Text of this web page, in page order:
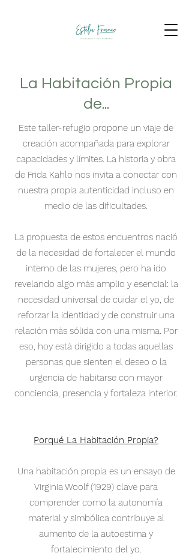
La Habitación Propia
de...
Este taller-refugio propone un viaje de
creación acompañada para explorar
capacidades y límites. La historia y obra
de Frida Kahlo nos invita a conectar con
nuestra propia autenticidad incluso en
medio de las dificultades.
La propuesta de estos encuentros nació
de la necesidad de fortalecer el mundo
interno de las mujeres, pero ha ido
revelando algo más amplio y esencial: la
necesidad universal de cuidar el yo, de
reforzar la identidad y de construir una
relación más sólida con una misma. Por
eso, hoy está dirigido a todas aquellas
personas que sienten el deseo o la
urgencia de habitarse con mayor
conciencia, presencia y fortaleza interior.
Porqué La Habitación Propia?
Una habitación propia es un ensayo de
Virginia Woolf (1929) clave para
comprender como la autonomía
material y simbólica contribuye al
aumento de la autoestima y
fortalecimiento del yo.